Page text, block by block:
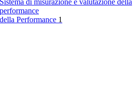
Sistema di misurazione e valutazione della
performance
Performance 1